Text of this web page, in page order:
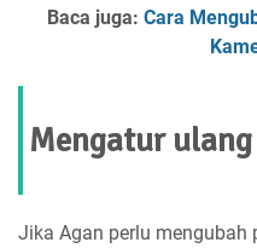
Baca juga: Cara
Mengatur
Jika Agan perlu mengubah